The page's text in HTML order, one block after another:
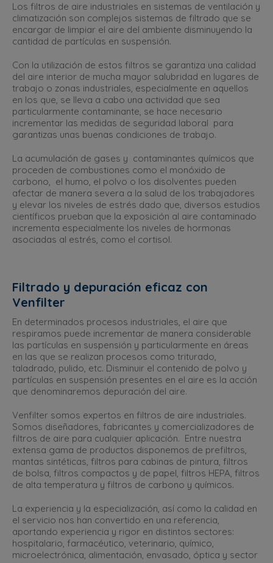
Los filtros de aire industriales en sistemas de ventilación y
climatización son complejos sistemas de filtrado que se
encargar de limpiar el aire del ambiente disminuyendo la
cantidad de partículas en suspensión.
Con la utilización de estos filtros se garantiza una calidad
del aire interior de mucha mayor salubridad en lugares de
trabajo o zonas industriales, especialmente en aquellos
en los que, se lleva a cabo una actividad que sea
particularmente contaminante, se hace necesario
incrementar las medidas de seguridad laboral para
garantizas unas buenas condiciones de trabajo.
La acumulación de gases y contaminantes químicos que
proceden de combustiones como el monóxido de
carbono, el humo, el polvo o los disolventes pueden
afectar de manera severa a la salud de los trabajadores
y elevar los niveles de estrés dado que, diversos estudios
científicos prueban que la exposición al aire contaminado
incrementa especialmente los niveles de hormonas
asociadas al estrés, como el cortisol.
Filtrado y depuración eficaz con
Venfilter
En determinados procesos industriales, el aire que
respiramos puede incrementar de manera considerable
las partículas en suspensión y particularmente en áreas
en las que se realizan procesos como triturado,
taladrado, pulido, etc. Disminuir el contenido de polvo y
partículas en suspensión presentes en el aire es la acción
que denominaremos depuración del aire.
Venfilter somos expertos en filtros de aire industriales.
Somos diseñadores, fabricantes y comercializadores de
filtros de aire para cualquier aplicación. Entre nuestra
extensa gama de productos disponemos de prefiltros,
mantas sintéticas, filtros para cabinas de pintura, filtros
de bolsa, filtros compactos y de papel, filtros HEPA, filtros
de alta temperatura y filtros de carbono y químicos.
La experiencia y la especialización, así como la calidad en
el servicio nos han convertido en una referencia,
aportando experiencia y rigor en distintos sectores:
hospitalario, farmacéutico, veterinario, químico,
microelectrónica, alimentación, envasado, óptica y sector